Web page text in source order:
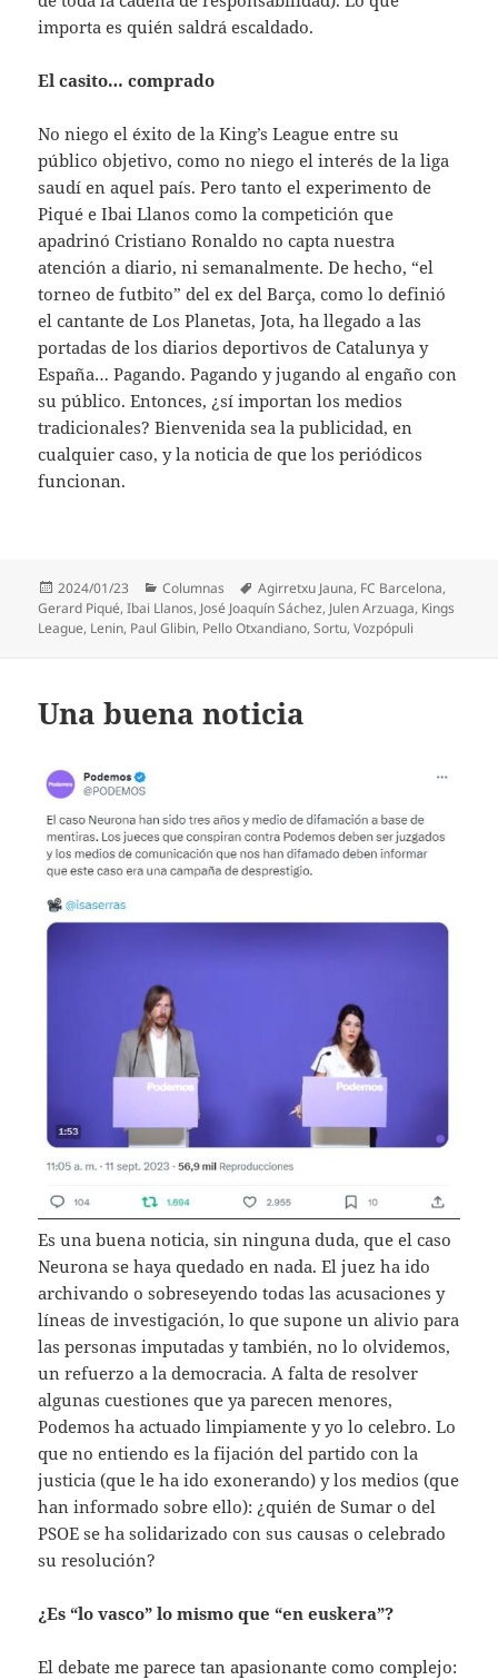
importa es quién saldrá escaldado.
El casito… comprado
No niego el éxito de la King’s League entre su
público objetivo, como no niego el interés de la liga
saudí en aquel país. Pero tanto el experimento de
Piqué e Ibai Llanos como la competición que
apadrinó Cristiano Ronaldo no capta nuestra
atención a diario, ni semanalmente. De hecho, “el
torneo de futbito” del ex del Barça, como lo definió
el cantante de Los Planetas, Jota, ha llegado a las
portadas de los diarios deportivos de Catalunya y
España… Pagando. Pagando y jugando al engaño con
su público. Entonces, ¿sí importan los medios
tradicionales? Bienvenida sea la publicidad, en
cualquier caso, y la noticia de que los periódicos
funcionan.
Publicado
el
2024/01/23 Categorías
Columnas Etiquetas
Agirretxu Jauna, FC Barcelona,
Gerard Piqué,Ibai Llanos, José Joaquín Sáchez, Julen Arzuaga, Kings
League, Lenin, Paul Glibin, Pello Otxandiano,Sortu,Vozpópuli
Una buena noticia
Es una buena noticia, sin ninguna duda, que el caso
Neurona se haya quedado en nada. El juez ha ido
archivando o sobreseyendo todas las acusaciones y
líneas de investigación, lo que supone un alivio para
las personas imputadas y también, no lo olvidemos,
un refuerzo a la democracia. A falta de resolver
algunas cuestiones que ya parecen menores,
Podemos ha actuado limpiamente y yo lo celebro. Lo
que no entiendo es la fijación del partido con la
justicia (que le ha ido exonerando) y los medios (que
han informado sobre ello): ¿quién de Sumar o del
PSOE se ha solidarizado con sus causas o celebrado
su resolución?
¿Es “lo vasco” lo mismo que “en euskera”?
El debate me parece tan apasionante como complejo: